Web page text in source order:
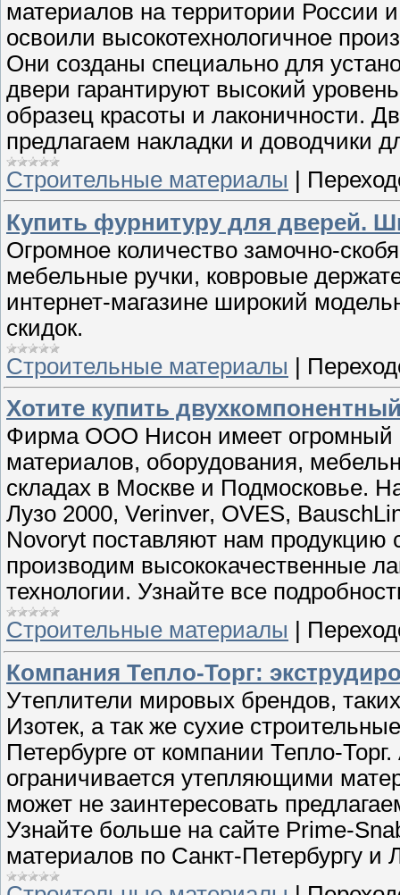
материалов на территории России
освоили высокотехнологичное
Они созданы специально для
двери гарантируют высокий
образец красоты и лаконичности.
предлагаем накладки и доводчики
Строительные материалы
Купить фурнитуру для дверей.
Огромное количество замочно-
мебельные ручки, ковровые
интернет-магазине широкий
скидок.
Строительные материалы |
Хотите купить
Фирма ООО Нисон имеет огромный
материалов, оборудования,
складах в Москве и Подмосковье.
Лузо 2000, Verinver, OVES,
Novoryt поставляют нам продукцию
производим высококачественные
технологии. Узнайте все
Строительные материалы
Компания Тепло-Торг:
Утеплители мировых брендов,
Изотек, а так же сухие
Петербурге от компании Тепло-
ограничивается утепляющими
может не заинтересовать
Узнайте больше на сайте Prime-
материалов по Санкт-Петербургу и